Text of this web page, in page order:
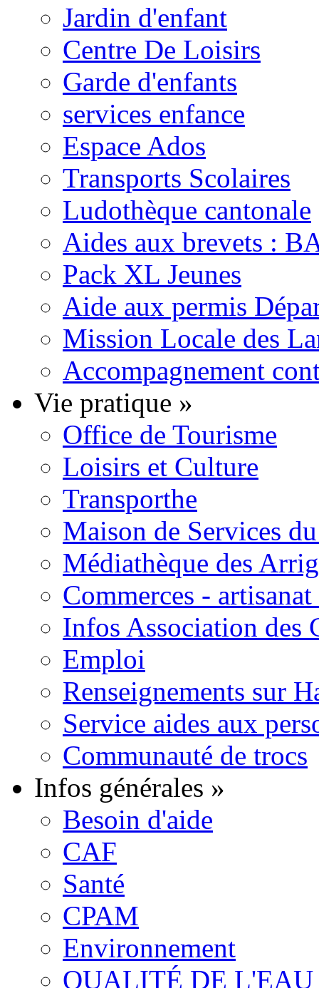
Jardin d'enfant
Centre De Loisirs
Garde d'enfants
services enfance
Espace Ados
Transports Scolaires
Ludothèque cantonale
Aides aux brevets :
Pack XL Jeunes
Aide aux permis
Mission Locale des
Accompagnement
Vie pratique »
Office de Tourisme
Loisirs et Culture
Transporthe
Maison de Services
Médiathèque des
Commerces -
Infos Association des
Emploi
Renseignements sur
Service aides aux
Communauté de trocs
Infos générales »
Besoin d'aide
CAF
Santé
CPAM
Environnement
QUALITÉ DE L'EAU